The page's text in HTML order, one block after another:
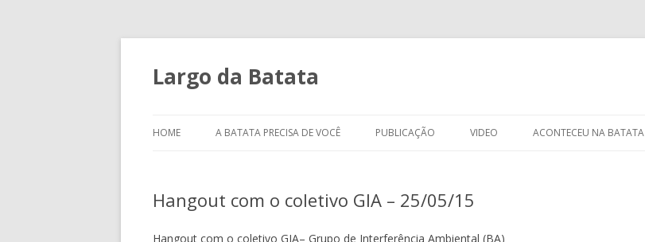
Largo da Batata
to
HOME A BATATA PRECISA DE VOCÊ PUBLICAÇÃO VIDEO ACONTECEU NA BATATA
Hangout com o coletivo GIA – 25/05/15
Hangout com o coletivo GIA– Grupo de Interferência Ambiental (BA)